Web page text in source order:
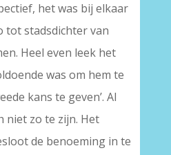
het was bij elkaar
tot stadsdichter van
Heel even leek het
was om hem te
kans te geven’. Al
niet zo te zijn. Het
de benoeming in te